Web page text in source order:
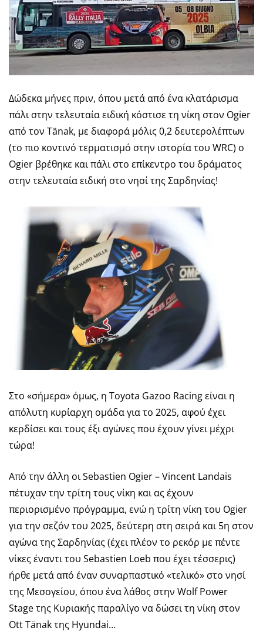
Δώδεκα μήνες πριν, όπου μετά από ένα κλατάρισμα
πάλι στην τελευταία ειδική κόστισε τη νίκη στον Ogier
από τον Tänak, με διαφορά μόλις 0,2 δευτερολέπτων
(το πιο κοντινό τερματισμό στην ιστορία του WRC) ο
Ogier βρέθηκε και πάλι στο επίκεντρο του δράματος
στην τελευταία ειδική στο νησί της Σαρδηνίας!
Στο «σήμερα» όμως, η Toyota Gazoo Racing είναι η
απόλυτη κυρίαρχη ομάδα για το 2025, αφού έχει
κερδίσει και τους έξι αγώνες που έχουν γίνει μέχρι
τώρα!
Από την άλλη οι Sebastien Ogier – Vincent Landais
πέτυχαν την τρίτη τους νίκη και ας έχουν
περιορισμένο πρόγραμμα, ενώ η τρίτη νίκη του Ogier
για την σεζόν του 2025, δεύτερη στη σειρά και 5η στον
αγώνα της Σαρδηνίας (έχει πλέον το ρεκόρ με πέντε
νίκες έναντι του Sebastien Loeb που έχει τέσσερις)
ήρθε μετά από έναν συναρπαστικό «τελικό» στο νησί
της Μεσογείου, όπου ένα λάθος στην Wolf Power
Stage της Κυριακής παραλίγο να δώσει τη νίκη στον
Ott Tänak της Hyundai…